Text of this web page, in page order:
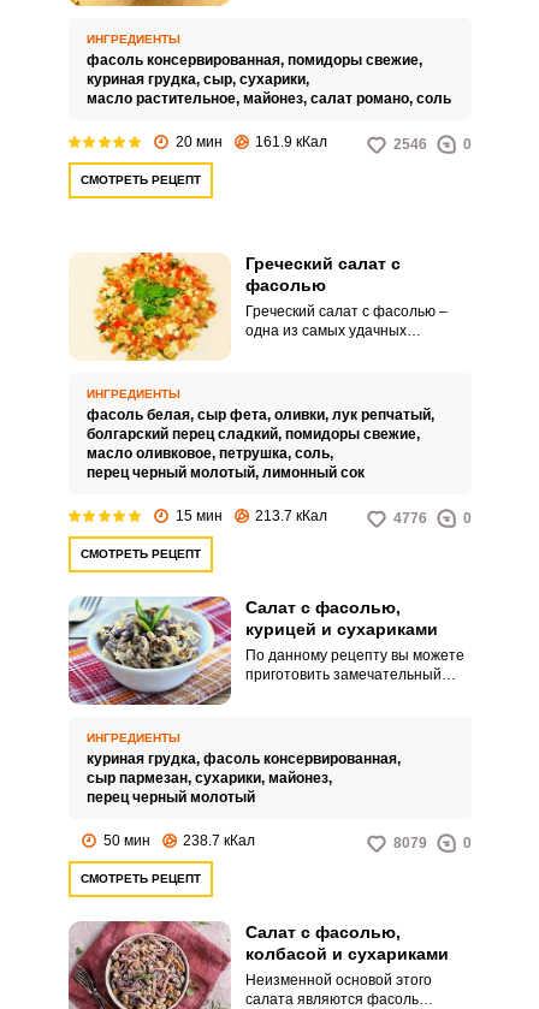
получается гармоничным по
вкусу.
ИНГРЕДИЕНТЫ
фасоль консервированная, помидоры свежие,
куриная грудка, сыр, сухарики,
масло растительное, майонез, салат романо, соль
20 мин 161.9 кКал 2546 0
СМОТРЕТЬ РЕЦЕПТ
Греческий салат с
фасолью
Греческий салат с фасолью –
одна из самых удачных
отлично подходит как в качестве
закуски, так и в качестве
самостоятельно блюда на
завтрак или легкий ужин.
ИНГРЕДИЕНТЫ
фасоль белая, сыр фета, оливки, лук репчатый,
болгарский перец сладкий, помидоры свежие,
масло оливковое, петрушка, соль,
перец черный молотый, лимонный сок
15 мин 213.7 кКал 4776 0
СМОТРЕТЬ РЕЦЕПТ
Салат с фасолью,
курицей и сухариками
По данному рецепту вы можете
приготовить замечательный
консервированную в
собственном соку и без томата.
ИНГРЕДИЕНТЫ
куриная грудка, фасоль консервированная,
сыр пармезан, сухарики, майонез,
перец черный молотый
50 мин 238.7 кКал 8079 0
СМОТРЕТЬ РЕЦЕПТ
Салат с фасолью,
колбасой и сухариками
Неизменной основой этого
салата являются фасоль